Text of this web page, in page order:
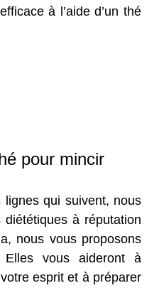
à l’aide d’un thé
pour mincir
lignes qui suivent, nous
à réputation
nous vous proposons
Elles vous aideront à
esprit et à préparer